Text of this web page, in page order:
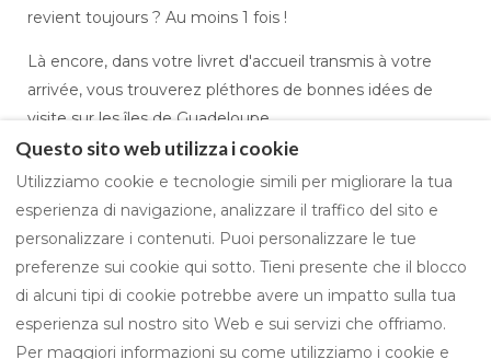
revient toujours ? Au moins 1 fois !
Là encore, dans votre livret d'accueil transmis à votre
arrivée, vous trouverez pléthores de bonnes idées de
visite sur les îles de Guadeloupe.
Un petit avant-goût ?
Politica sui cookie
Questo sito web utilizza i cookie
Utilizziamo cookie e tecnologie simili per migliorare la tua
esperienza di navigazione, analizzare il traffico del sito e
personalizzare i contenuti. Puoi personalizzare le tue
preferenze sui cookie qui sotto. Tieni presente che il blocco
di alcuni tipi di cookie potrebbe avere un impatto sulla tua
esperienza sul nostro sito Web e sui servizi che offriamo.
Per maggiori informazioni su come utilizziamo i cookie e